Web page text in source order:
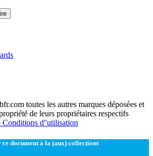
toutes les autres marques déposées et
de leurs propriétaires respectifs
Conditions d''utilisation
ce document à la (aux) collections